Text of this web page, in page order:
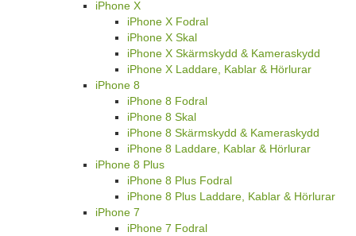
iPhone X
iPhone X Fodral
iPhone X Skal
iPhone X Skärmskydd & Kameraskydd
iPhone X Laddare, Kablar & Hörlurar
iPhone 8
iPhone 8 Fodral
iPhone 8 Skal
iPhone 8 Skärmskydd & Kameraskydd
iPhone 8 Laddare, Kablar & Hörlurar
iPhone 8 Plus
iPhone 8 Plus Fodral
iPhone 8 Plus Laddare, Kablar & Hörlurar
iPhone 7
iPhone 7 Fodral